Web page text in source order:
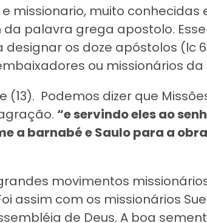
missionario, muito conhecidas
palavra grega apostolo.
os doze apóstolos (lc
ou missionários da
(13). Podemos dizer que
“e servindo eles ao
a barnabé e Saulo para a
movimentos
assim com os missionários
de Deus. A boa